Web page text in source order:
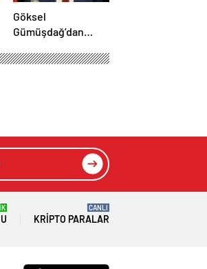
Göksel
Gümüşdağ’dan
maçının hakemine
KRIPTO PARALAR
CANLI